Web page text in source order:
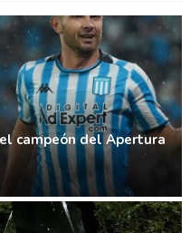
campeón del Apertura